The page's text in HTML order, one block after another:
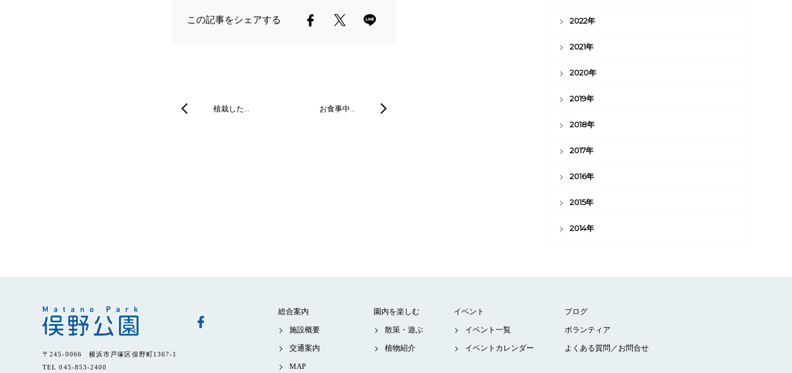
この記事をシェアする
植栽した… お食事中…
2022年
2021年
2020年
2019年
2018年
2017年
2016年
2015年
2014年
〒245-0066 横浜市戸塚区俣野町1367-1
TEL 045-853-2400
総合案内
施設概要
交通案内
MAP
園内を楽しむ
散策・遊ぶ
植物紹介
イベント
イベント一覧
イベントカレンダー
ブログ
ボランティア
よくある質問／お問合せ